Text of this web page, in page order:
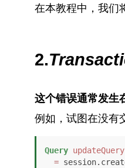
在本教程中，我们
2.
这个错误通常发生
例如，试图在没有
Query updateQuery
=